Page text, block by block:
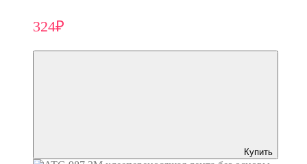
324₽
Купить